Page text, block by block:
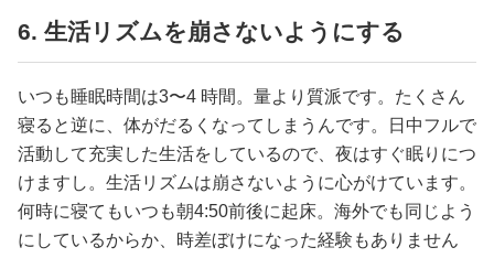
6. 生活リズムを崩さないようにする
いつも睡眠時間は3〜4 時間。量より質派です。たくさん
寝ると逆に、体がだるくなってしまうんです。日中フルで
活動して充実した生活をしているので、夜はすぐ眠りにつ
けますし。生活リズムは崩さないように心がけています。
何時に寝てもいつも朝4:50前後に起床。海外でも同じよう
にしているからか、時差ぼけになった経験もありません